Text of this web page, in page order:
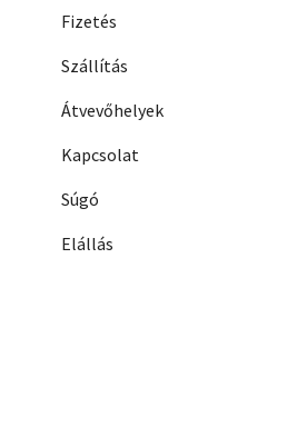
Fizetés
Szállítás
Átvevőhelyek
Kapcsolat
Súgó
Elállás